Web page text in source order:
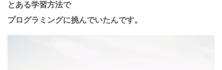
とある学習方法で
プログラミングに挑んでいたんです。